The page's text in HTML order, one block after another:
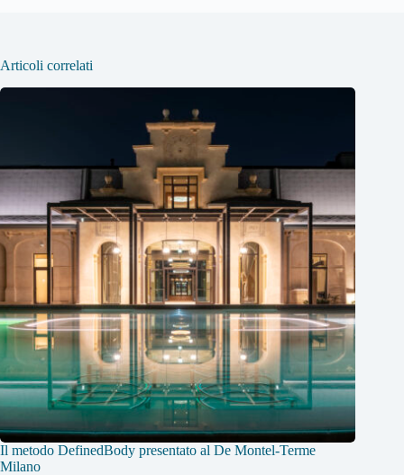
Articoli correlati
Il metodo DefinedBody presentato al De Montel-Terme
Milano